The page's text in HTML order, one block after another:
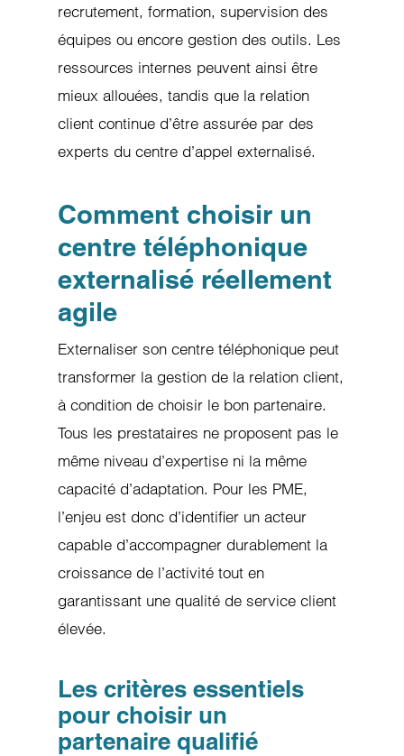
recrutement, formation, supervision des
équipes ou encore gestion des outils. Les
ressources internes peuvent ainsi être
mieux allouées, tandis que la relation
client continue d’être assurée par des
experts du centre d’appel externalisé.
Comment choisir un
centre téléphonique
externalisé réellement
agile
Externaliser son centre téléphonique peut
transformer la gestion de la relation client,
à condition de choisir le bon partenaire.
Tous les prestataires ne proposent pas le
même niveau d’expertise ni la même
capacité d’adaptation. Pour les PME,
l’enjeu est donc d’identifier un acteur
capable d’accompagner durablement la
croissance de l’activité tout en
garantissant une qualité de service client
élevée.
Les critères essentiels
pour choisir un
partenaire qualifié